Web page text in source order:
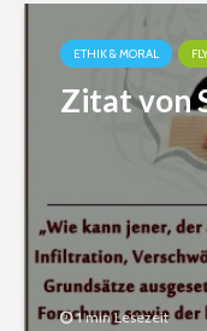
ETHIK & MORAL
Zitat von
1 min Lesezeit